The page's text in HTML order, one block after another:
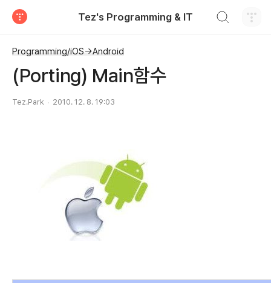
Tez's Programming & IT
Programming/iOS->Android
(Porting) Main함수
Tez.Park 2010. 12. 8. 19:03